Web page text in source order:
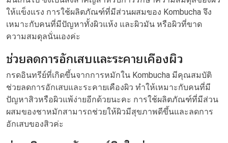
ให้แข็งแรง การใช้ผลิตภัณฑ์ที่มีส่วนผสมของ Kombucha จึง
เหมาะกับคนที่มีปัญหาทั้งผิวแห้ง และผิวมัน หรือผิวที่ขาด
ความสมดุลนั่นเองค่ะ
ช่วยลดการอักเสบและระคายเคืองผิว
กรดอินทรีย์ที่เกิดขึ้นจากการหมักใน Kombucha มีคุณสมบัติ
ช่วยลดการอักเสบและระคายเคืองผิว ทำให้เหมาะกับคนที่มี
ปัญหาสิวหรือผิวแพ้ง่ายอีกด้วยนะคะ การใช้ผลิตภัณฑ์ที่มีส่วน
ผสมของชาหมักสามารถช่วยให้ผิวมีสุขภาพดีขึ้นและลดการ
อักเสบของสิวค่ะ